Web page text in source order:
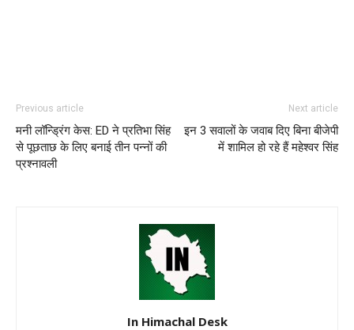
Previous article
मनी लॉन्ड्रिंग केस: ED ने प्रतिभा सिंह
से पूछताछ के लिए बनाई तीन पन्नों की
प्रश्नावली
Next article
इन 3 सवालों के जवाब दिए बिना बीजेपी
में शामिल हो रहे हैं महेश्वर सिंह
In Himachal Desk